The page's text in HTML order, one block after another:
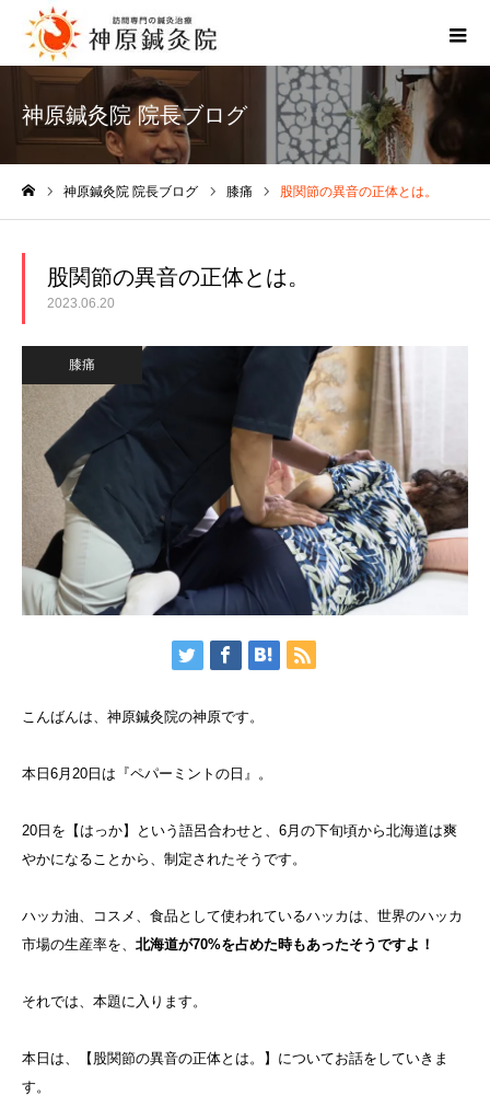
神原鍼灸院 院長ブログ
神原鍼灸院 院長ブログ 膝痛 股関節の異音の正体とは。
股関節の異音の正体とは。
2023.06.20
膝痛
こんばんは、神原鍼灸院の神原です。
本日 6 月 20 日は『ペパーミントの日』。
20 日を【はっか】という語呂合わせと、 6 月の下旬頃から北海道は爽
やかになることから、 制定されたそうです。
ハッカ油、コスメ、食品として使われているハッカは、世界のハッカ
市場の生産率を、 北海道が70%を占めた時もあったそうですよ！
それでは、本題に入ります。
本日は、【股関節の異音の正体とは。】についてお話をしていきま
す。